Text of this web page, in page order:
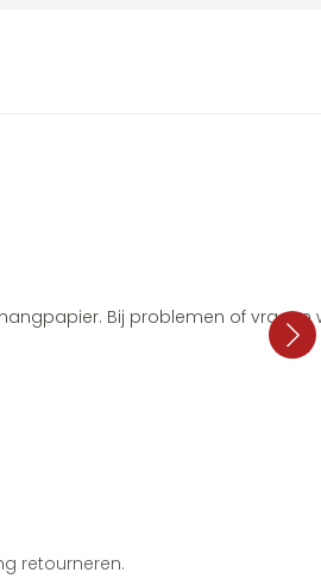
Bij problemen of
retourneren.